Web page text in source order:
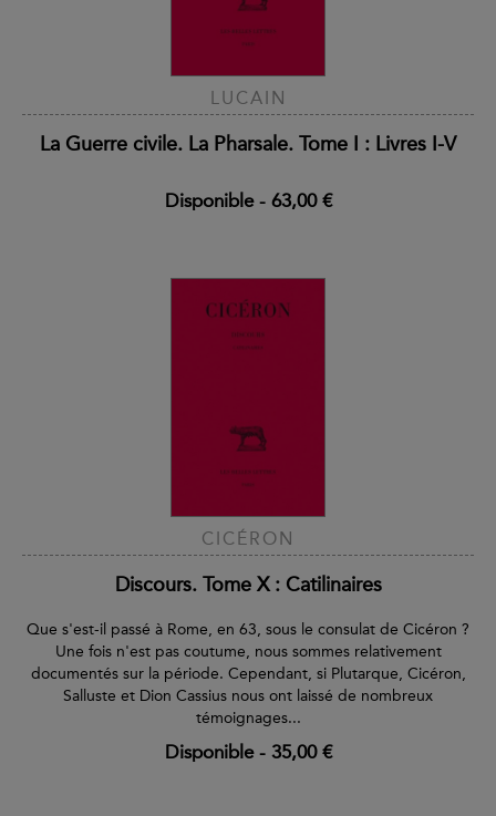
LUCAIN
La Guerre civile. La Pharsale. Tome I : Livres I-V
Disponible- 63,00 €
CICÉRON
Discours. Tome X : Catilinaires
Que s'est-il passé à Rome, en 63, sous le consulat de Cicéron ?
Une fois n'est pas coutume, nous sommes relativement
documentés sur la période. Cependant, si Plutarque, Cicéron,
Salluste et Dion Cassius nous ont laissé de nombreux
témoignages...
Disponible- 35,00 €